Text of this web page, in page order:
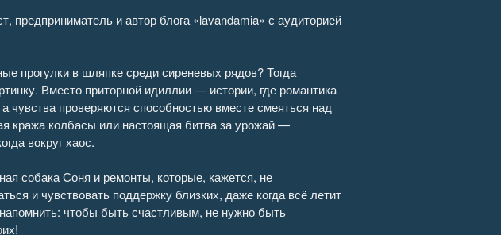
Страсти по лаванде. Пронизанные оптимизмом истории о лавандовой ферме, поехавшей крыше и больших мечтах о семейном счастье 20
04:10
Страсти по лаванде. Пронизанные оптимизмом истории о лавандовой ферме, поехавшей крыше и больших мечтах о семейном счастье 21
и автор блога «lavandamia» с аудиторией
прогулки в шляпке среди сиреневых рядов? Тогда
Вместо приторной идиллии — истории, где романтика
чувства проверяются способностью вместе смеяться над
кража колбасы или настоящая битва за урожай —
вокруг хаос.
собака Соня и ремонты, которые, кажется, не
и чувствовать поддержку близких, даже когда всё летит
чтобы быть счастливым, не нужно быть